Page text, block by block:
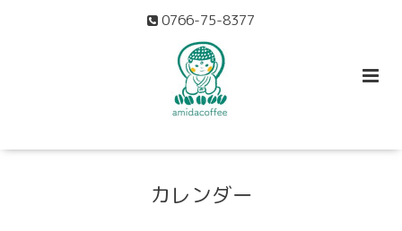
0766-75-8377
カレンダー